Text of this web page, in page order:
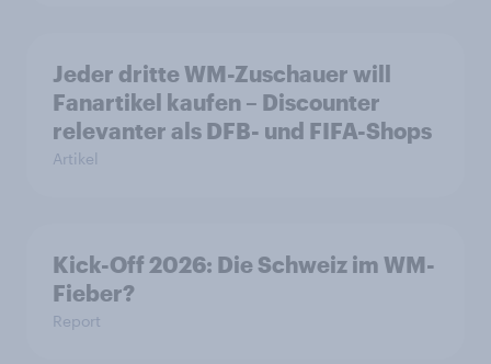
Jeder dritte WM-Zuschauer will
Fanartikel kaufen – Discounter
relevanter als DFB- und FIFA-Shops
Artikel
Kick-Off 2026: Die Schweiz im WM-
Fieber?​
Report